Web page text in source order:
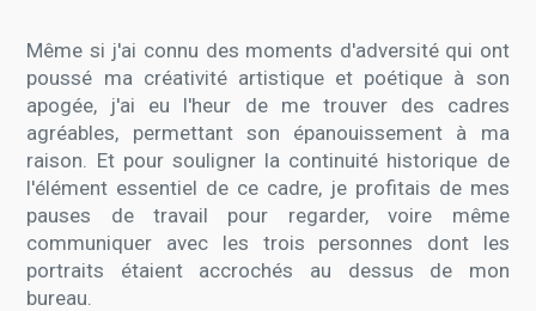
Même si j'ai connu des moments d'adversité qui ont
poussé ma créativité artistique et poétique à son
apogée, j'ai eu l'heur de me trouver des cadres
agréables, permettant son épanouissement à ma
raison. Et pour souligner la continuité historique de
l'élément essentiel de ce cadre, je profitais de mes
pauses de travail pour regarder, voire même
communiquer avec les trois personnes dont les
portraits étaient accrochés au dessus de mon
bureau.